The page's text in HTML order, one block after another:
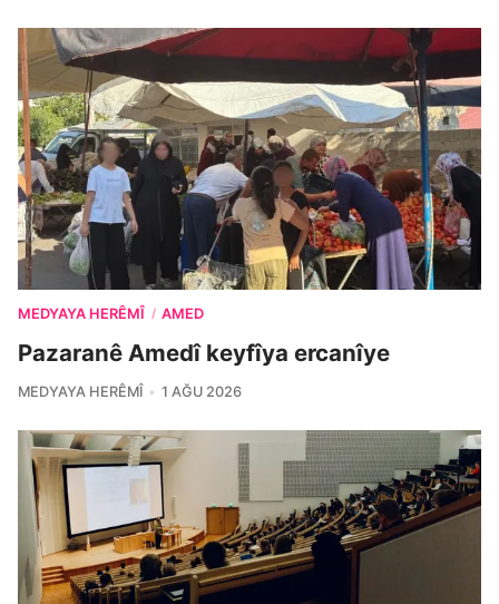
MEDYAYA HERÊMÎ / AMED
Pazaranê Amedî keyfîya ercanîye
MEDYAYA HERÊMÎ 1 AĞU 2026